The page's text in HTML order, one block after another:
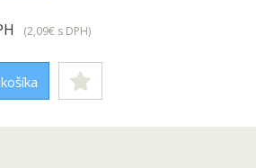
(2,09€ s DPH)